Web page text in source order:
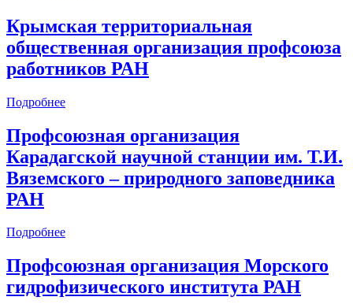
Крымская территориальная
общественная организация профсоюза
работников РАН
Подробнее
Профсоюзная организация
Карадагской научной станции им. Т.И.
Вяземского – природного заповедника
РАН
Подробнее
Профсоюзная организация Морского
гидрофизического института РАН